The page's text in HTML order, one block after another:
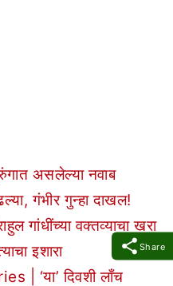
Share
असलेल्या नवाब
गंभीर गुन्हा दाखल!
गांधींच्या वक्तव्याचा खरा
इशारा
| ‘या’ दिवशी लाँच